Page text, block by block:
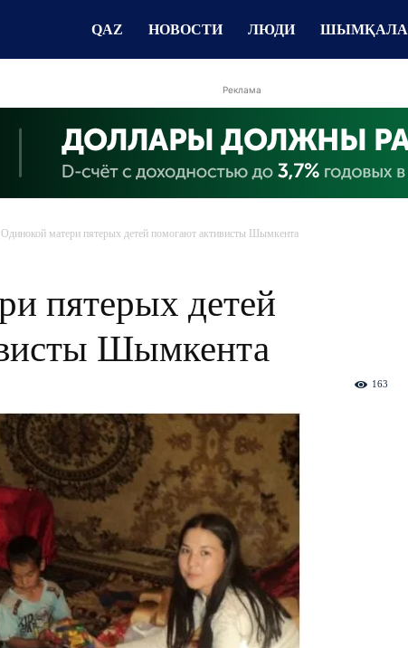
QAZ НОВОСТИ ЛЮДИ ШЫМҚАЛА
Реклама
Одинокой матери пятерых детей помогают активисты Шымкента
пятерых детей
Шымкента
163